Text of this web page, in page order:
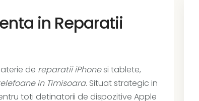
in Reparatii
de reparatii iPhonesi tablete,
in Timisoara. Situat strategic in
toti detinatorii de dispozitive Apple